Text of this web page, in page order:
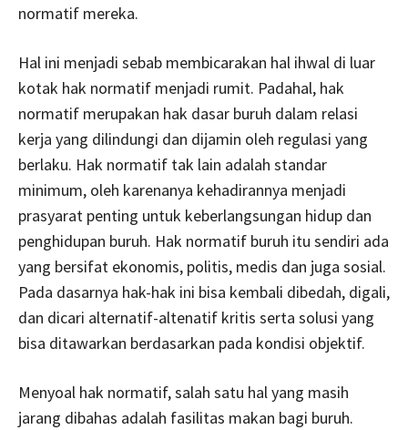
normatif mereka.
Hal ini menjadi sebab membicarakan hal ihwal di luar
kotak hak normatif menjadi rumit. Padahal, hak
normatif merupakan hak dasar buruh dalam relasi
kerja yang dilindungi dan dijamin oleh regulasi yang
berlaku. Hak normatif tak lain adalah standar
minimum, oleh karenanya kehadirannya menjadi
prasyarat penting untuk keberlangsungan hidup dan
penghidupan buruh. Hak normatif buruh itu sendiri ada
yang bersifat ekonomis, politis, medis dan juga sosial.
Pada dasarnya hak-hak ini bisa kembali dibedah, digali,
dan dicari alternatif-altenatif kritis serta solusi yang
bisa ditawarkan berdasarkan pada kondisi objektif.
Menyoal hak normatif, salah satu hal yang masih
jarang dibahas adalah fasilitas makan bagi buruh.